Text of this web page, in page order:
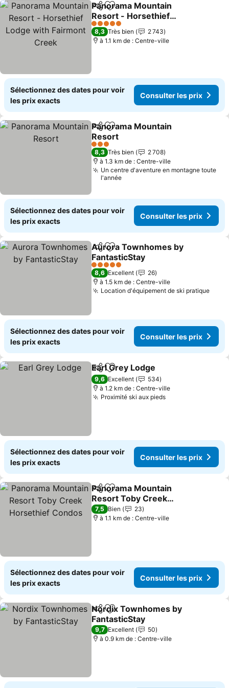
PartagerAjouter à mes favoris
Panorama Mountain
Resort - Horsethief
Lodge with Fairmont
Creek
5 Étoiles
8,3 Très bien
2 743
à 1.1 km de : Centre-ville
Sélectionnez des dates pour voir
les prix exacts
Consulter les prix
PartagerAjouter à mes favoris
Panorama Mountain
Resort
3 Étoiles
8,3 Très bien
2 708
à 1.3 km de : Centre-ville
Un centre d'aventure en montagne toute
l'année
Sélectionnez des dates pour voir
les prix exacts
Consulter les prix
PartagerAjouter à mes favoris
Aurora Townhomes by
FantasticStay
5 Étoiles
8,6 Excellent
26
à 1.5 km de : Centre-ville
Location d'équipement de ski pratique
Sélectionnez des dates pour voir
les prix exacts
Consulter les prix
PartagerAjouter à mes favoris
Earl Grey Lodge
9,6 Excellent
534
à 1.2 km de : Centre-ville
Proximité ski aux pieds
Sélectionnez des dates pour voir
les prix exacts
Consulter les prix
PartagerAjouter à mes favoris
Panorama Mountain
Resort Toby Creek
Horsethief Condos
7,5 Bien
23
à 1.1 km de : Centre-ville
Sélectionnez des dates pour voir
les prix exacts
Consulter les prix
PartagerAjouter à mes favoris
Nordix Townhomes by
FantasticStay
9,7 Excellent
50
à 0.9 km de : Centre-ville